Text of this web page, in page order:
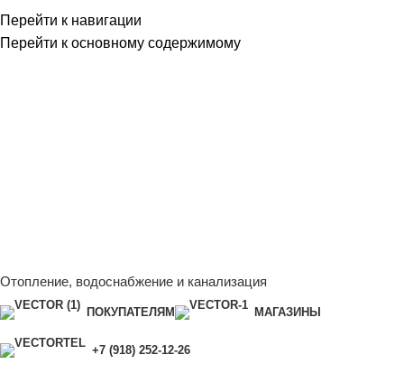
Перейти к навигации
Перейти к основному содержимому
Отопление, водоснабжение и канализация
ПОКУПАТЕЛЯМ МАГАЗИНЫ
+7 (918) 252-12-26